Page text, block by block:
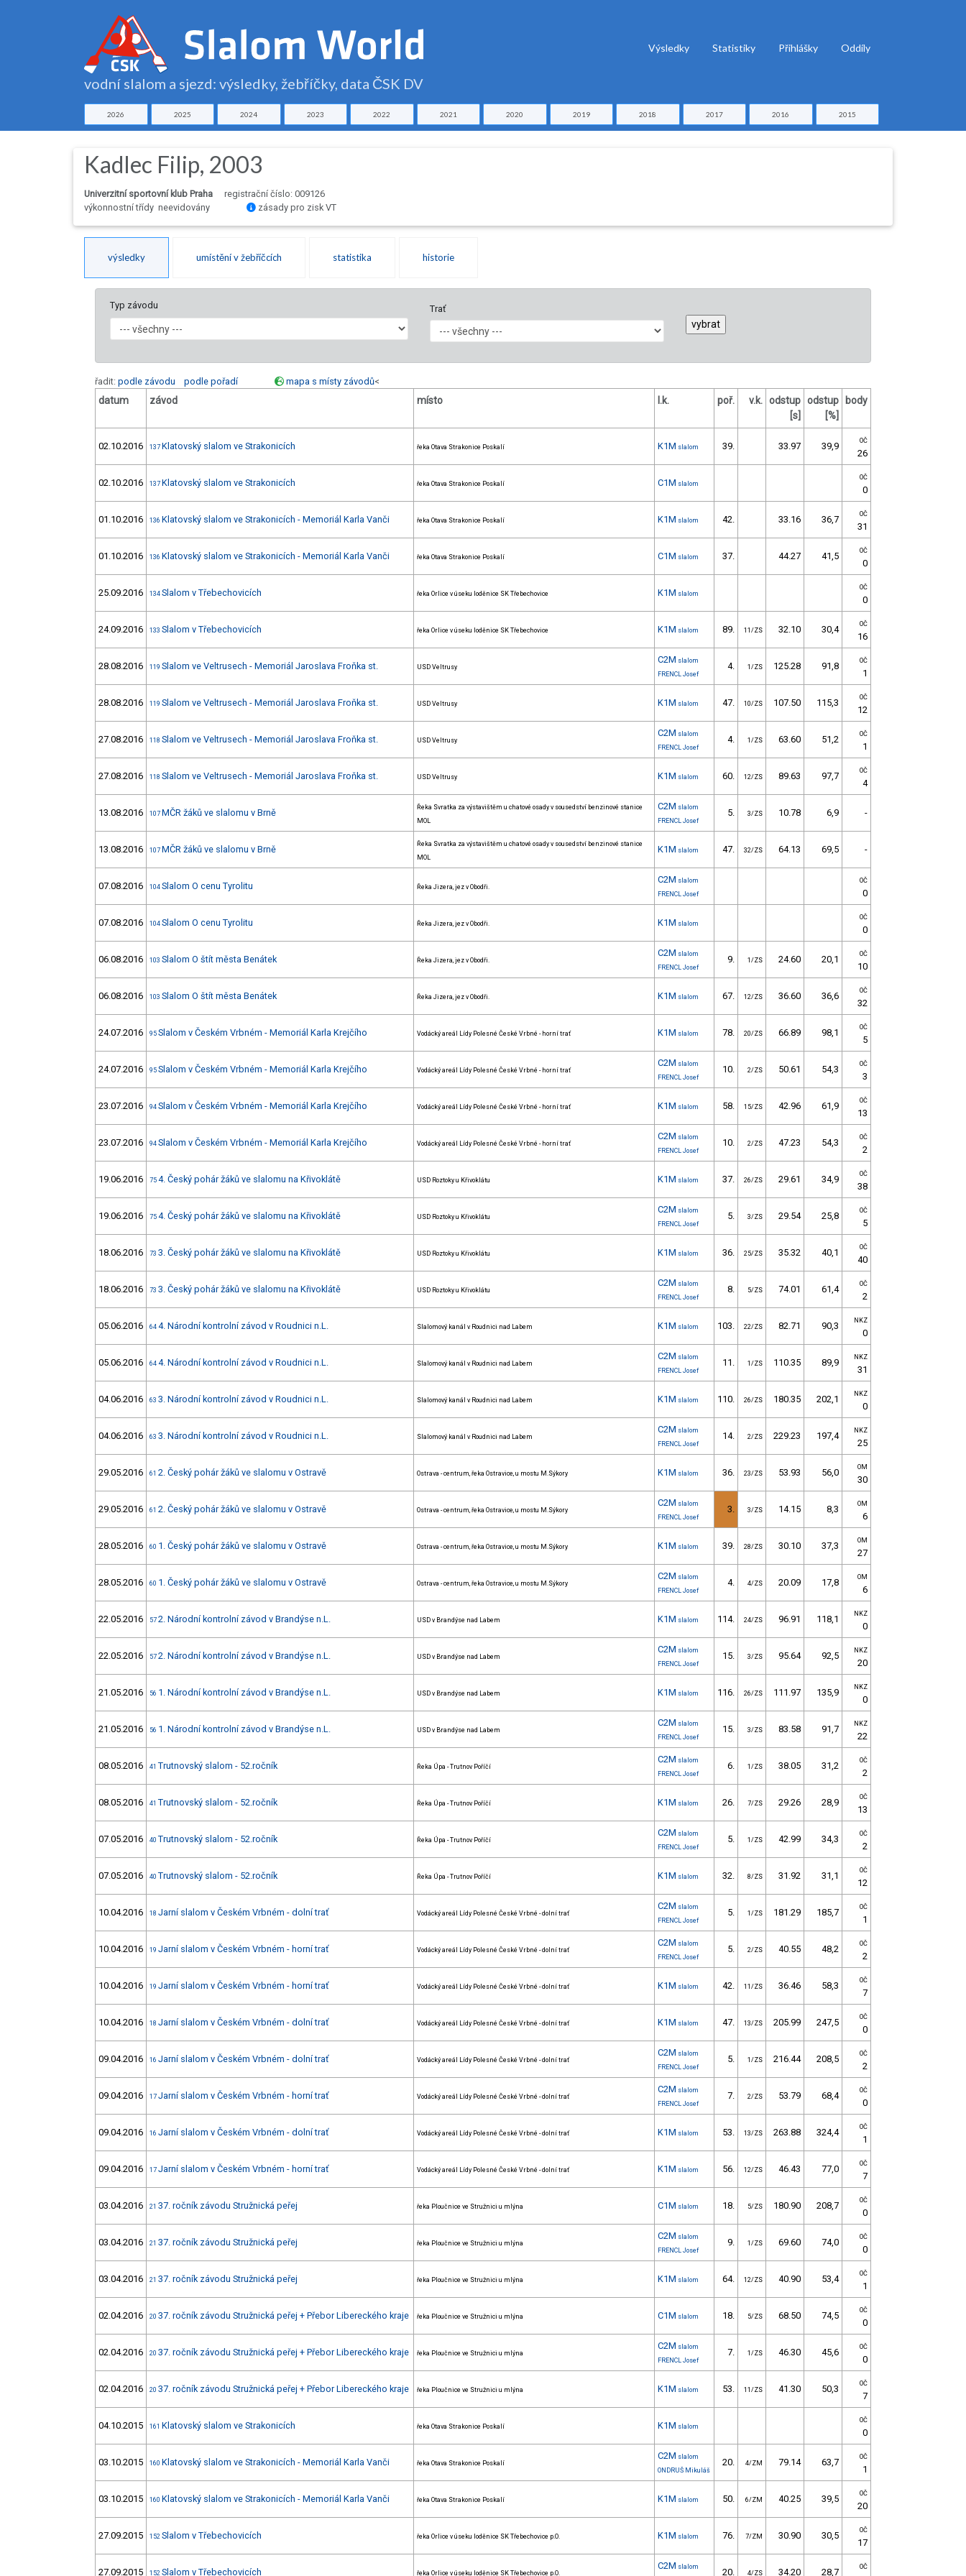
vodní slalom a sjezd: výsledky, žebříčky, data ČSK DV
Výsledky Statistiky Přihlášky Oddíly
2026 2025 2024 2023 2022 2021 2020 2019 2018 2017 2016 2015
Kadlec Filip, 2003
Univerzitní sportovní klub Praha
registrační číslo: 009126
výkonnostní třídy neevidovány
zásady pro zisk VT
výsledky umístění v žebříčcích statistika historie
Typ závodu Trať
řadit: podle závodu podle pořadí mapa s místy závodů<
datum závod místo l.k. poř. v.k. odstup
[s]
odstup
[%]
body
02.10.2016 137 Klatovský slalom ve Strakonicích řeka Otava Strakonice Poskalí K1M slalom 39. 33.97 39,9 OČ
26
02.10.2016 137 Klatovský slalom ve Strakonicích řeka Otava Strakonice Poskalí C1M slalom
OČ
0
01.10.2016 136 Klatovský slalom ve Strakonicích - Memoriál Karla Vanči řeka Otava Strakonice Poskalí K1M slalom 42. 33.16 36,7 OČ
31
01.10.2016 136 Klatovský slalom ve Strakonicích - Memoriál Karla Vanči řeka Otava Strakonice Poskalí C1M slalom 37. 44.27 41,5 OČ
0
25.09.2016 134 Slalom v Třebechovicích řeka Orlice v úseku loděnice SK Třebechovice K1M slalom
OČ
0
24.09.2016 133 Slalom v Třebechovicích řeka Orlice v úseku loděnice SK Třebechovice K1M slalom 89. 11/ZS 32.10 30,4 OČ
16
28.08.2016 119 Slalom ve Veltrusech - Memoriál Jaroslava Froňka st. USD Veltrusy
C2M slalom
FRENCL Josef
4. 1/ZS 125.28 91,8 OČ
1
28.08.2016 119 Slalom ve Veltrusech - Memoriál Jaroslava Froňka st. USD Veltrusy K1M slalom 47. 10/ZS 107.50 115,3 OČ
12
27.08.2016 118 Slalom ve Veltrusech - Memoriál Jaroslava Froňka st. USD Veltrusy
C2M slalom
FRENCL Josef
4. 1/ZS 63.60 51,2 OČ
1
27.08.2016 118 Slalom ve Veltrusech - Memoriál Jaroslava Froňka st. USD Veltrusy K1M slalom 60. 12/ZS 89.63 97,7 OČ
4
13.08.2016 107 MČR žáků ve slalomu v Brně
Řeka Svratka za výstavištěm u chatové osady v sousedství benzinové stanice
MOL
C2M slalom
FRENCL Josef
5. 3/ZS 10.78 6,9 -
13.08.2016 107 MČR žáků ve slalomu v Brně
Řeka Svratka za výstavištěm u chatové osady v sousedství benzinové stanice
MOL
K1M slalom 47. 32/ZS 64.13 69,5 -
07.08.2016 104 Slalom O cenu Tyrolitu Řeka Jizera, jez v Obodři.
C2M slalom
FRENCL Josef
OČ
0
07.08.2016 104 Slalom O cenu Tyrolitu Řeka Jizera, jez v Obodři. K1M slalom
OČ
0
06.08.2016 103 Slalom O štít města Benátek Řeka Jizera, jez v Obodři.
C2M slalom
FRENCL Josef
9. 1/ZS 24.60 20,1 OČ
10
06.08.2016 103 Slalom O štít města Benátek Řeka Jizera, jez v Obodři. K1M slalom 67. 12/ZS 36.60 36,6 OČ
32
24.07.2016 95 Slalom v Českém Vrbném - Memoriál Karla Krejčího Vodácký areál Lídy Polesné České Vrbné - horní trať K1M slalom 78. 20/ZS 66.89 98,1 OČ
5
24.07.2016 95 Slalom v Českém Vrbném - Memoriál Karla Krejčího Vodácký areál Lídy Polesné České Vrbné - horní trať
C2M slalom
FRENCL Josef
10. 2/ZS 50.61 54,3 OČ
3
23.07.2016 94 Slalom v Českém Vrbném - Memoriál Karla Krejčího Vodácký areál Lídy Polesné České Vrbné - horní trať K1M slalom 58. 15/ZS 42.96 61,9 OČ
13
23.07.2016 94 Slalom v Českém Vrbném - Memoriál Karla Krejčího Vodácký areál Lídy Polesné České Vrbné - horní trať
C2M slalom
FRENCL Josef
10. 2/ZS 47.23 54,3 OČ
2
19.06.2016 75 4. Český pohár žáků ve slalomu na Křivoklátě USD Roztoky u Křivoklátu K1M slalom 37. 26/ZS 29.61 34,9 OČ
38
19.06.2016 75 4. Český pohár žáků ve slalomu na Křivoklátě USD Roztoky u Křivoklátu
C2M slalom
FRENCL Josef
5. 3/ZS 29.54 25,8 OČ
5
18.06.2016 73 3. Český pohár žáků ve slalomu na Křivoklátě USD Roztoky u Křivoklátu K1M slalom 36. 25/ZS 35.32 40,1 OČ
40
18.06.2016 73 3. Český pohár žáků ve slalomu na Křivoklátě USD Roztoky u Křivoklátu
C2M slalom
FRENCL Josef
8. 5/ZS 74.01 61,4 OČ
2
05.06.2016 64 4. Národní kontrolní závod v Roudnici n.L. Slalomový kanál v Roudnici nad Labem K1M slalom 103. 22/ZS 82.71 90,3 NKZ
0
05.06.2016 64 4. Národní kontrolní závod v Roudnici n.L. Slalomový kanál v Roudnici nad Labem
C2M slalom
FRENCL Josef
11. 1/ZS 110.35 89,9 NKZ
31
04.06.2016 63 3. Národní kontrolní závod v Roudnici n.L. Slalomový kanál v Roudnici nad Labem K1M slalom 110. 26/ZS 180.35 202,1 NKZ
0
04.06.2016 63 3. Národní kontrolní závod v Roudnici n.L. Slalomový kanál v Roudnici nad Labem
C2M slalom
FRENCL Josef
14. 2/ZS 229.23 197,4 NKZ
25
29.05.2016 61 2. Český pohár žáků ve slalomu v Ostravě Ostrava - centrum, řeka Ostravice, u mostu M.Sýkory K1M slalom 36. 23/ZS 53.93 56,0 OM
30
29.05.2016 61 2. Český pohár žáků ve slalomu v Ostravě Ostrava - centrum, řeka Ostravice, u mostu M.Sýkory
C2M slalom
FRENCL Josef
3. 3/ZS 14.15 8,3 OM
6
28.05.2016 60 1. Český pohár žáků ve slalomu v Ostravě Ostrava - centrum, řeka Ostravice, u mostu M.Sýkory K1M slalom 39. 28/ZS 30.10 37,3 OM
27
28.05.2016 60 1. Český pohár žáků ve slalomu v Ostravě Ostrava - centrum, řeka Ostravice, u mostu M.Sýkory
C2M slalom
FRENCL Josef
4. 4/ZS 20.09 17,8 OM
6
22.05.2016 57 2. Národní kontrolní závod v Brandýse n.L. USD v Brandýse nad Labem K1M slalom 114. 24/ZS 96.91 118,1 NKZ
0
22.05.2016 57 2. Národní kontrolní závod v Brandýse n.L. USD v Brandýse nad Labem
C2M slalom
FRENCL Josef
15. 3/ZS 95.64 92,5 NKZ
20
21.05.2016 56 1. Národní kontrolní závod v Brandýse n.L. USD v Brandýse nad Labem K1M slalom 116. 26/ZS 111.97 135,9 NKZ
0
21.05.2016 56 1. Národní kontrolní závod v Brandýse n.L. USD v Brandýse nad Labem
C2M slalom
FRENCL Josef
15. 3/ZS 83.58 91,7 NKZ
22
08.05.2016 41 Trutnovský slalom - 52.ročník Řeka Úpa - Trutnov Poříčí
C2M slalom
FRENCL Josef
6. 1/ZS 38.05 31,2 OČ
2
08.05.2016 41 Trutnovský slalom - 52.ročník Řeka Úpa - Trutnov Poříčí K1M slalom 26. 7/ZS 29.26 28,9 OČ
13
07.05.2016 40 Trutnovský slalom - 52.ročník Řeka Úpa - Trutnov Poříčí
C2M slalom
FRENCL Josef
5. 1/ZS 42.99 34,3 OČ
2
07.05.2016 40 Trutnovský slalom - 52.ročník Řeka Úpa - Trutnov Poříčí K1M slalom 32. 8/ZS 31.92 31,1 OČ
12
10.04.2016 18 Jarní slalom v Českém Vrbném - dolní trať Vodácký areál Lídy Polesné České Vrbné - dolní trať
C2M slalom
FRENCL Josef
5. 1/ZS 181.29 185,7 OČ
1
10.04.2016 19 Jarní slalom v Českém Vrbném - horní trať Vodácký areál Lídy Polesné České Vrbné - dolní trať
C2M slalom
FRENCL Josef
5. 2/ZS 40.55 48,2 OČ
2
10.04.2016 19 Jarní slalom v Českém Vrbném - horní trať Vodácký areál Lídy Polesné České Vrbné - dolní trať K1M slalom 42. 11/ZS 36.46 58,3 OČ
7
10.04.2016 18 Jarní slalom v Českém Vrbném - dolní trať Vodácký areál Lídy Polesné České Vrbné - dolní trať K1M slalom 47. 13/ZS 205.99 247,5 OČ
0
09.04.2016 16 Jarní slalom v Českém Vrbném - dolní trať Vodácký areál Lídy Polesné České Vrbné - dolní trať
C2M slalom
FRENCL Josef
5. 1/ZS 216.44 208,5 OČ
2
09.04.2016 17 Jarní slalom v Českém Vrbném - horní trať Vodácký areál Lídy Polesné České Vrbné - dolní trať
C2M slalom
FRENCL Josef
7. 2/ZS 53.79 68,4 OČ
0
09.04.2016 16 Jarní slalom v Českém Vrbném - dolní trať Vodácký areál Lídy Polesné České Vrbné - dolní trať K1M slalom 53. 13/ZS 263.88 324,4 OČ
1
09.04.2016 17 Jarní slalom v Českém Vrbném - horní trať Vodácký areál Lídy Polesné České Vrbné - dolní trať K1M slalom 56. 12/ZS 46.43 77,0 OČ
7
03.04.2016 21 37. ročník závodu Stružnická peřej řeka Ploučnice ve Stružnici u mlýna C1M slalom 18. 5/ZS 180.90 208,7 OČ
0
03.04.2016 21 37. ročník závodu Stružnická peřej řeka Ploučnice ve Stružnici u mlýna
C2M slalom
FRENCL Josef
9. 1/ZS 69.60 74,0 OČ
0
03.04.2016 21 37. ročník závodu Stružnická peřej řeka Ploučnice ve Stružnici u mlýna K1M slalom 64. 12/ZS 40.90 53,4 OČ
1
02.04.2016 20 37. ročník závodu Stružnická peřej + Přebor Libereckého kraje řeka Ploučnice ve Stružnici u mlýna C1M slalom 18. 5/ZS 68.50 74,5 OČ
0
02.04.2016 20 37. ročník závodu Stružnická peřej + Přebor Libereckého kraje řeka Ploučnice ve Stružnici u mlýna
C2M slalom
FRENCL Josef
7. 1/ZS 46.30 45,6 OČ
0
02.04.2016 20 37. ročník závodu Stružnická peřej + Přebor Libereckého kraje řeka Ploučnice ve Stružnici u mlýna K1M slalom 53. 11/ZS 41.30 50,3 OČ
7
04.10.2015 161 Klatovský slalom ve Strakonicích řeka Otava Strakonice Poskalí K1M slalom
OČ
0
03.10.2015 160 Klatovský slalom ve Strakonicích - Memoriál Karla Vanči řeka Otava Strakonice Poskalí
C2M slalom
ONDRUŠ Mikuláš
20. 4/ZM 79.14 63,7 OČ
1
03.10.2015 160 Klatovský slalom ve Strakonicích - Memoriál Karla Vanči řeka Otava Strakonice Poskalí K1M slalom 50. 6/ZM 40.25 39,5 OČ
20
27.09.2015 152 Slalom v Třebechovicích řeka Orlice v úseku loděnice SK Třebechovice p.O. K1M slalom 76. 7/ZM 30.90 30,5 OČ
17
27.09.2015 152 Slalom v Třebechovicích řeka Orlice v úseku loděnice SK Třebechovice p.O.
C2M slalom 20. 4/ZS 34.20 28,7 OČ